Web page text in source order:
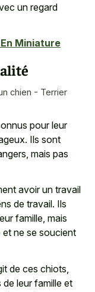
un regard
Miniature
chien - Terrier
pour leur
Ils sont
mais pas
avoir un travail
de travail. Ils
famille, mais
ne se soucient
de ces chiots,
leur famille et